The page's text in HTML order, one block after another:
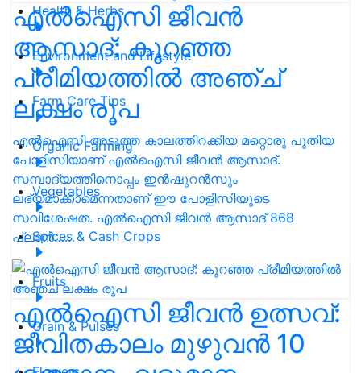
Health & Herbs
Environment and Lifestyle
Farm Care Tips
Organic Farming
Vegetables
Spices & Cash Crops
Fruits
Grain & Pulses
എൽഐസി ജീവൻ
ആസാദ്: കുറഞ്ഞ
പ്രീമിയത്തിൽ അഞ്ച്
ലക്ഷം രൂപ
എൽഐസി അടുത്ത കാലത്തിറക്കിയ മറ്റൊരു പുതിയ
പോളിസിയാണ് എൽഐസി ജീവൻ ആസാദ്.
സമ്പാദ്യത്തിനൊപ്പം ഇൻഷുറൻസും
ലഭ്യമാക്കാമെന്നതാണ് ഈ പോളിസിയുടെ
സവിശേഷത. എൽഐസി ജീവൻ ആസാദ് 868
പ്ലാൻ……
എൽഐസി ജീവൻ ഉത്സവ്:
ജീവിതകാലം മുഴുവൻ 10